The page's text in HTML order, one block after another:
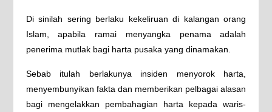
Di sinilah sering berlaku kekeliruan di kalangan orang
Islam, apabila ramai menyangka penama adalah
penerima mutlak bagi harta pusaka yang dinamakan.
Sebab itulah berlakunya insiden menyorok harta,
menyembunyikan fakta dan memberikan pelbagai alasan
bagi mengelakkan pembahagian harta kepada waris-